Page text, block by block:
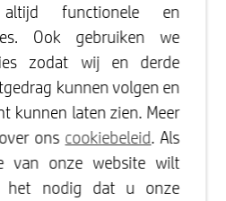
functionele en
Ook gebruiken we
zodat wij en derde
kunnen volgen en
kunnen laten zien. Meer
ons cookiebeleid. Als
van onze website wilt
het nodig dat u onze